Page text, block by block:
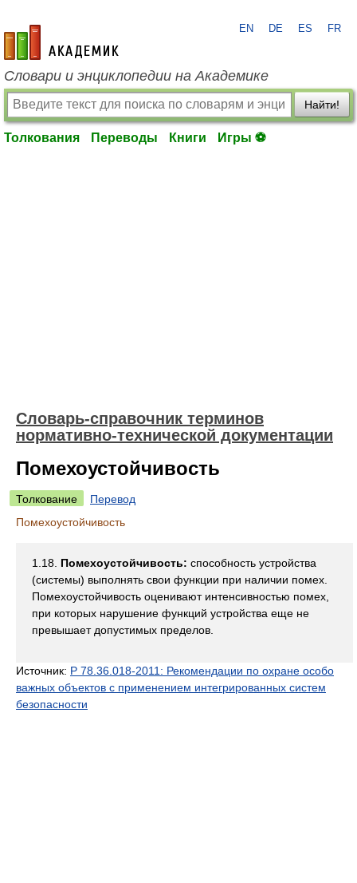
academic.ru
EN DE ES FR
Словари и энциклопедии на Академике
Найти!
Толкования Переводы Книги Игры ⚽
Словарь-справочник терминов
нормативно-технической документации
Помехоустойчивость
Толкование
Перевод
Помехоустойчивость
1.18. Помехоустойчивость: способность устройства
(системы) выполнять свои функции при наличии помех.
Помехоустойчивость оценивают интенсивностью помех,
при которых нарушение функций устройства еще не
превышает допустимых пределов.
Источник: Р 78.36.018-2011: Рекомендации по охране особо
важных объектов с применением интегрированных систем
безопасности